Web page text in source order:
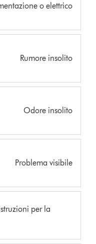
o elettrico
Rumore insolito
Odore insolito
Problema visibile
per la